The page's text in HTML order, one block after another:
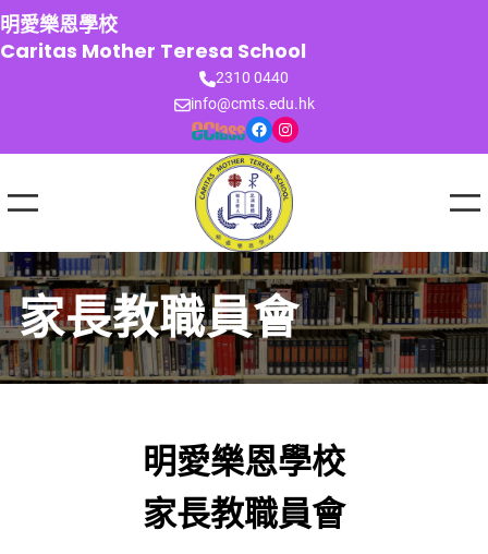
跳
至
主
明愛樂恩學校
Caritas Mother Teresa School
2310 0440
info@cmts.edu.hk
Facebook Instagram
家長教職員會
明愛樂恩學校
家長教職員會